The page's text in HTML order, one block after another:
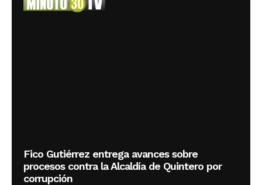
Fico Gutiérrez entrega avances sobre
procesos contra la Alcaldía de Quintero por
corrupción